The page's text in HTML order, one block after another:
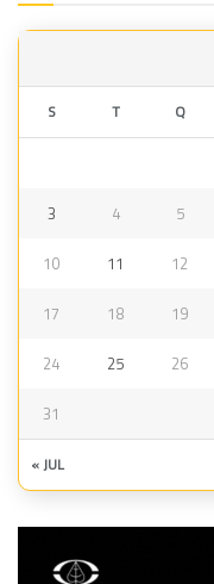
S T Q
3 4 5
10 11 12
17 18 19
24 25 26
31
« JUL